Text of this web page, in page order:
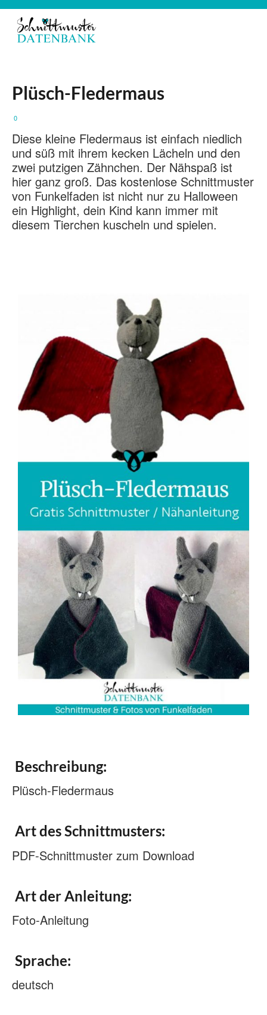
Plüsch-Fledermaus
0
Diese kleine Fledermaus ist einfach niedlich
und süß mit ihrem kecken Lächeln und den
zwei putzigen Zähnchen. Der Nähspaß ist
hier ganz groß. Das kostenlose Schnittmuster
von Funkelfaden ist nicht nur zu Halloween
ein Highlight, dein Kind kann immer mit
diesem Tierchen kuscheln und spielen.
Beschreibung:
Plüsch-Fledermaus
Art des Schnittmusters:
PDF-Schnittmuster zum Download
Art der Anleitung:
Foto-Anleitung
Sprache:
deutsch